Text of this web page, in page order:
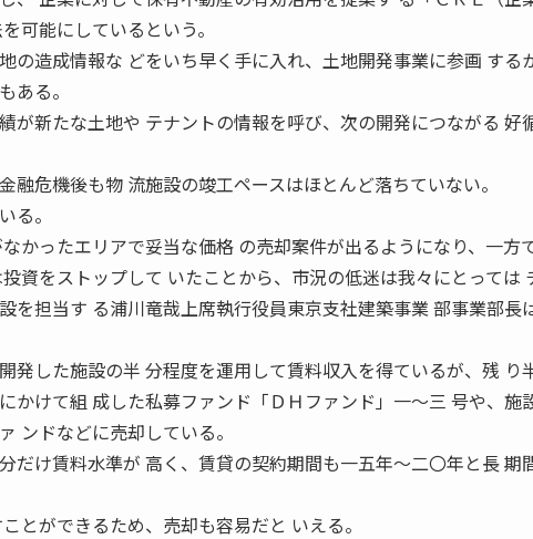
可能にしているという。
の造成情報な どをいち早く手に入れ、土地開発事業に参画 する
ある。
が新たな土地や テナントの情報を呼び、次の開発につながる 好
融危機後も物 流施設の竣工ペースはほとんど落ちていない。
る。
かったエリアで妥当な価格 の売却案件が出るようになり、一方
資をストップして いたことから、市況の低迷は我々にとっては
を担当す る浦川竜哉上席執行役員東京支社建築事業 部事業部長
発した施設の半 分程度を運用して賃料収入を得ているが、残 り
かけて組 成した私募ファンド「ＤＨファンド」一〜三 号や、施
ンドなどに売却している。
だけ賃料水準が 高く、賃貸の契約期間も一五年〜二〇年と長 期
とができるため、売却も容易だと いえる。